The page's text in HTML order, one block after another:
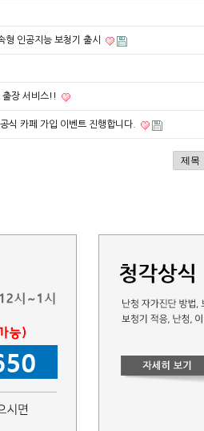
형 인공지능 보청기 출시
출장 서비스!!
식 카페 가입 이벤트 진행합니다.